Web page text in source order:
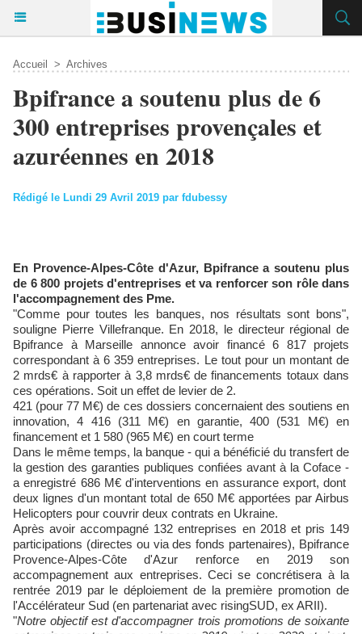
Accueil > Archives
Bpifrance a soutenu plus de 6
300 entreprises provençales et
azuréennes en 2018
Rédigé le Lundi 29 Avril 2019 par fdubessy
En Provence-Alpes-Côte d'Azur, Bpifrance a soutenu plus
de 6 800 projets d'entreprises et va renforcer son rôle dans
l'accompagnement des Pme.
"Comme pour toutes les banques, nos résultats sont bons",
souligne Pierre Villefranque. En 2018, le directeur régional de
Bpifrance à Marseille annonce avoir financé 6 817 projets
correspondant à 6 359 entreprises. Le tout pour un montant de
2 mrds€ à rapporter à 3,8 mrds€ de financements totaux dans
ces opérations. Soit un effet de levier de 2.
421 (pour 77 M€) de ces dossiers concernaient des soutiens en
innovation, 4 416 (311 M€) en garantie, 400 (531 M€) en
financement et 1 580 (965 M€) en court terme
Dans le même temps, la banque - qui a bénéficié du transfert de
la gestion des garanties publiques confiées avant à la Coface -
a enregistré 686 M€ d'interventions en assurance export, dont
deux lignes d'un montant total de 650 M€ apportées par Airbus
Helicopters pour couvrir deux contrats en Ukraine.
Après avoir accompagné 132 entreprises en 2018 et pris 149
participations (directes ou via des fonds partenaires), Bpifrance
Provence-Alpes-Côte d'Azur renforce en 2019 son
accompagnement aux entreprises. Ceci se concrétisera à la
rentrée 2019 par le déploiement de la première promotion de
l'Accélérateur Sud (en partenariat avec risingSUD, ex ARII).
"Notre objectif est d'accompagner trois promotions de soixante